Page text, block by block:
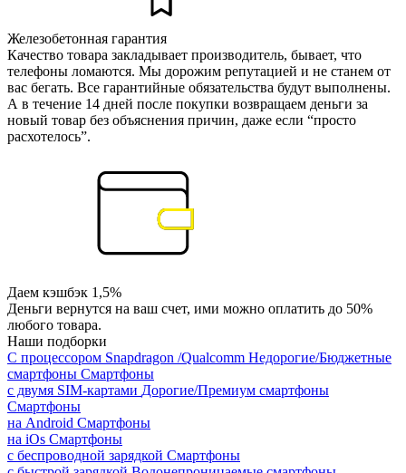
Железобетонная гарантия
Качество товара закладывает производитель, бывает, что
телефоны ломаются. Мы дорожим репутацией и не станем от
вас бегать. Все гарантийные обязательства будут выполнены.
А в течение 14 дней после покупки возвращаем деньги за
новый товар без объяснения причин, даже если “просто
расхотелось”.
Даем кэшбэк 1,5%
Деньги вернутся на ваш счет, ими можно оплатить до 50%
любого товара.
Наши подборки
С процессором Snapdragon /Qualcomm Недорогие/Бюджетные
смартфоны Смартфоны
с двумя SIM-картами Дорогие/Премиум смартфоны
Смартфоны
на Android Смартфоны
на iOs Смартфоны
с беспроводной зарядкой Смартфоны